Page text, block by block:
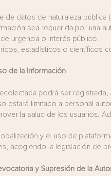
de datos de naturaleza pública
sea requerida por una
urgencia o interés público.
estadísticos o científicos
de la Información
podrá ser
estará limitado a personal
la salud de los usuarios.
y el uso de
acogiendo la legislación de
y Supresión de la